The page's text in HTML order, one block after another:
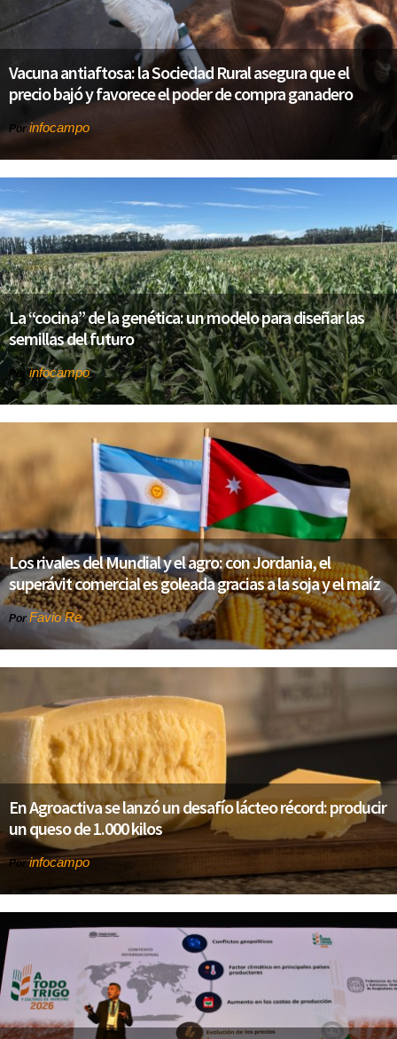
Vacuna antiaftosa: la Sociedad Rural asegura que el
precio bajó y favorece el poder de compra ganadero
Por infocampo
La “cocina” de la genética: un modelo para diseñar las
semillas del futuro
Por infocampo
Los rivales del Mundial y el agro: con Jordania, el
superávit comercial es goleada gracias a la soja y el maíz
Por Favio Re
En Agroactiva se lanzó un desafío lácteo récord: producir
un queso de 1.000 kilos
Porinfocampo